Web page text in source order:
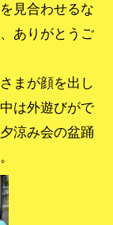
見合わせるな
ありがとうご
まが顔を出し
は外遊びがで
涼み会の盆踊